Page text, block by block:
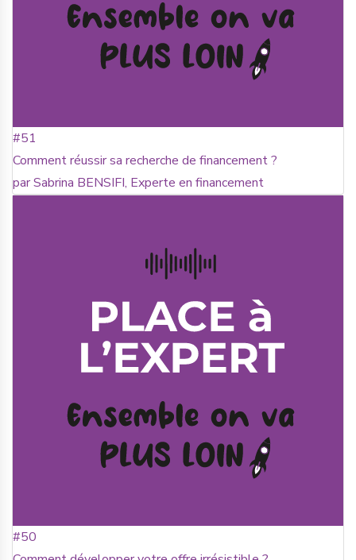
#51
Comment réussir sa recherche de financement ?
par Sabrina BENSIFI, Experte en financement
#50